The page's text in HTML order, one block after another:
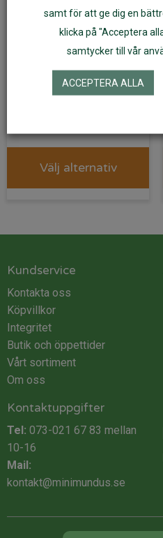
till tygblöjor och annat
Vimse
Välj alternativ
Kundservice
Kontakta oss
Köpvillkor
Integritet
Butik och öppettider
Vårt sortiment
Om oss
Kontaktuppgifter
Tel: 073-021 67 83 mellan
10-16
Mail:
kontakt@minimundus.se
samt för att ge dig en
klicka på "Acceptera
samtycker till vår
ACCEPTERA ALLA